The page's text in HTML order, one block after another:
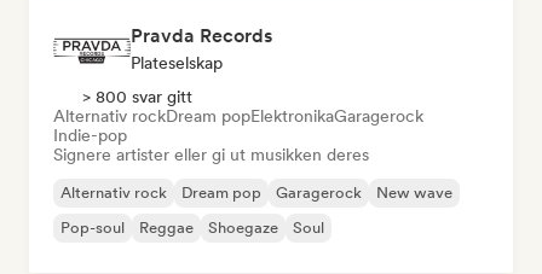
Pravda Records
Plateselskap
> 800 svar gitt
Alternativ rockDream popElektronikaGaragerock
Indie-pop
Signere artister eller gi ut musikken deres
Alternativ rock Dream pop Garagerock
New wave
Pop-soul
Reggae Shoegaze Soul